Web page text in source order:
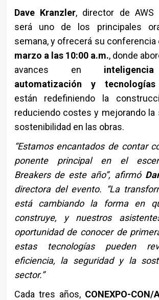
Dave Kranzler, director de AWS
será uno de los principales
semana, y ofrecerá su conferencia
marzo a las 10:00 a.m., donde
avances en
automatización y tecnologías
están redefiniendo la
reduciendo costes y mejorando la
sostenibilidad en las obras.
“Estamos encantados de contar
ponente principal en el
Breakers de este año”, afirmó
directora del evento. “La
está cambiando la forma en
construye, y nuestros
oportunidad de conocer de
estas tecnologías pueden
eficiencia, la seguridad y la
sector.”
Cada tres años, CONEXPO-CON/